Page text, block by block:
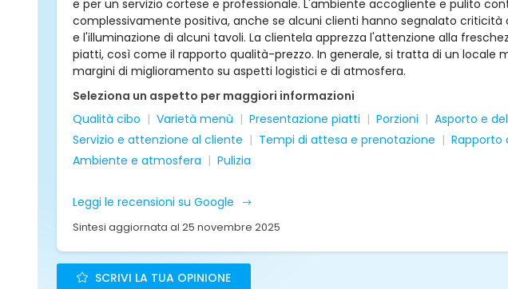
e per un servizio cortese e professionale. L'ambiente accogliente e pulito
complessivamente positiva, anche se alcuni clienti hanno segnalato
e l'illuminazione di alcuni tavoli. La clientela apprezza l'attenzione alla
piatti, così come il rapporto qualità-prezzo. In generale, si tratta di un locale
margini di miglioramento su aspetti logistici e di atmosfera.
Seleziona un aspetto per maggiori informazioni
Qualità cibo
Varietà menù Presentazione piatti Porzioni
Asporto e
Servizio e attenzione al cliente
Tempi di attesa e prenotazione
Rapporto
Ambiente e atmosfera
Pulizia
Leggi le recensioni su Google
Sintesi aggiornata al 25 novembre 2025
SCRIVI LA TUA OPINIONE